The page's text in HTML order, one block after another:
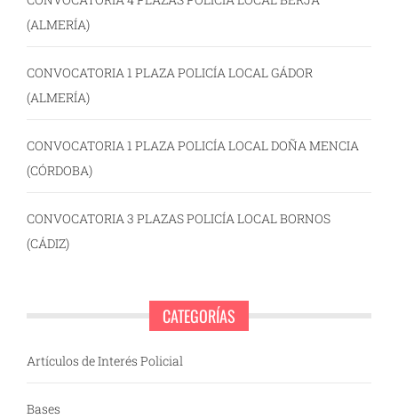
(ALMERÍA)
CONVOCATORIA 1 PLAZA POLICÍA LOCAL GÁDOR
(ALMERÍA)
CONVOCATORIA 1 PLAZA POLICÍA LOCAL DOÑA MENCIA
(CÓRDOBA)
CONVOCATORIA 3 PLAZAS POLICÍA LOCAL BORNOS
(CÁDIZ)
CATEGORÍAS
Artículos de Interés Policial
Bases